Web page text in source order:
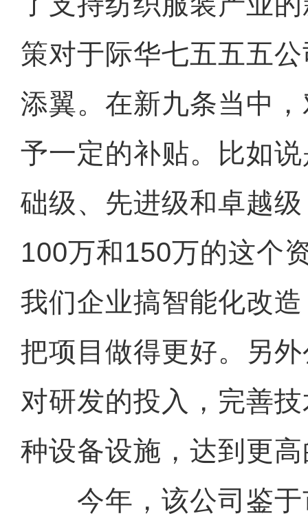
策对于际华七五五五
添翼。在新九条当中
予一定的补贴。比如
础级、先进级和卓越
100万和150万的这个
我们企业搞智能化改
把项目做得更好。另
对研发的投入，完善
种设备设施，达到更
今年，该公司鉴于